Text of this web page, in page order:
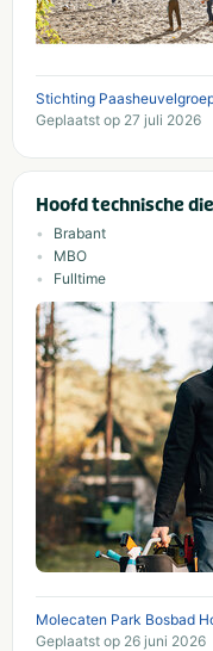
Stichting
Geplaatst op 27 juli 2026
Hoofd technische
Brabant
MBO
Fulltime
Molecaten Park Bosbad
Geplaatst op 26 juni 2026